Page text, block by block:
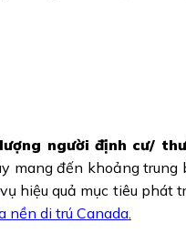
người định cư/
mang đến khoảng trung
hiệu quả mục tiêu phát
nền di trú Canada.